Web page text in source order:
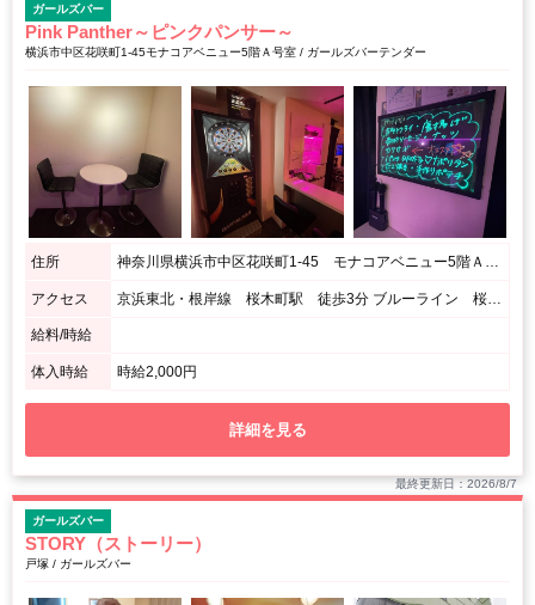
ガールズバー
Pink Panther～ピンクパンサー～
横浜市中区花咲町1-45モナコアベニュー5階Ａ号室 / ガールズバーテンダー
住所
アクセス
給料/時給
体入時給 時給2,000円
詳細を見る
最終更新日：2026/8/7
ガールズバー
STORY（ストーリー）
戸塚 / ガールズバー